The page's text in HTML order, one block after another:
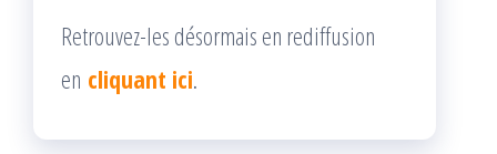
Retrouvez-les désormais en rediffusion
en cliquant ici.